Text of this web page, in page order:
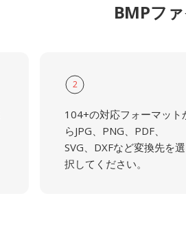
BMPフ
2
104+の対応フォーマット
らJPG、PNG、PDF、
SVG、DXFなど変換先を選
択してください。